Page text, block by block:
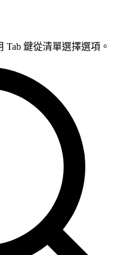
鍵從清單選擇選項。